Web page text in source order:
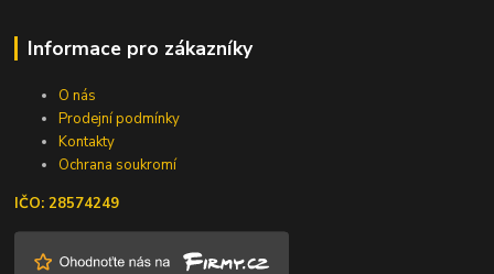
Informace pro zákazníky
O nás
Prodejní podmínky
Kontakty
Ochrana soukromí
IČO: 28574249